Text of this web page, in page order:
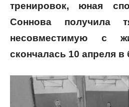
тренировок, юная
Соннова получила
несовместимую с
скончалась 10 апреля в